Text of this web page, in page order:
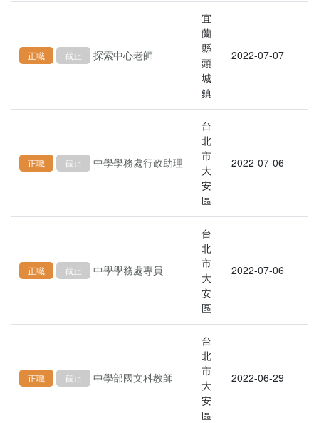
正職 截止 探索中心老師
宜
蘭
縣
頭
城
鎮
2022-07-07
正職 截止 中學學務處行政助理
台
北
市
大
安
區
2022-07-06
正職 截止 中學學務處專員
台
北
市
大
安
區
2022-07-06
正職 截止 中學部國文科教師
台
北
市
大
安
區
2022-06-29